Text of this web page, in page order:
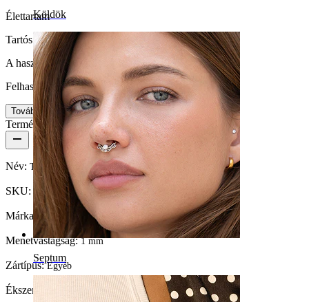
Köldök
Septum
Élettartam
Tartós
A használat egyszerűsége
Felhasználóbarát
Tovább
Termék részletei
Név: Titán nyitott karika kővel
SKU: Ring-253
Márka:Bodymod Trend
Menetvastagság:1 mm
Zártípus:Egyéb
Ékszertípus: Karika, Nyitott karika, Huggie